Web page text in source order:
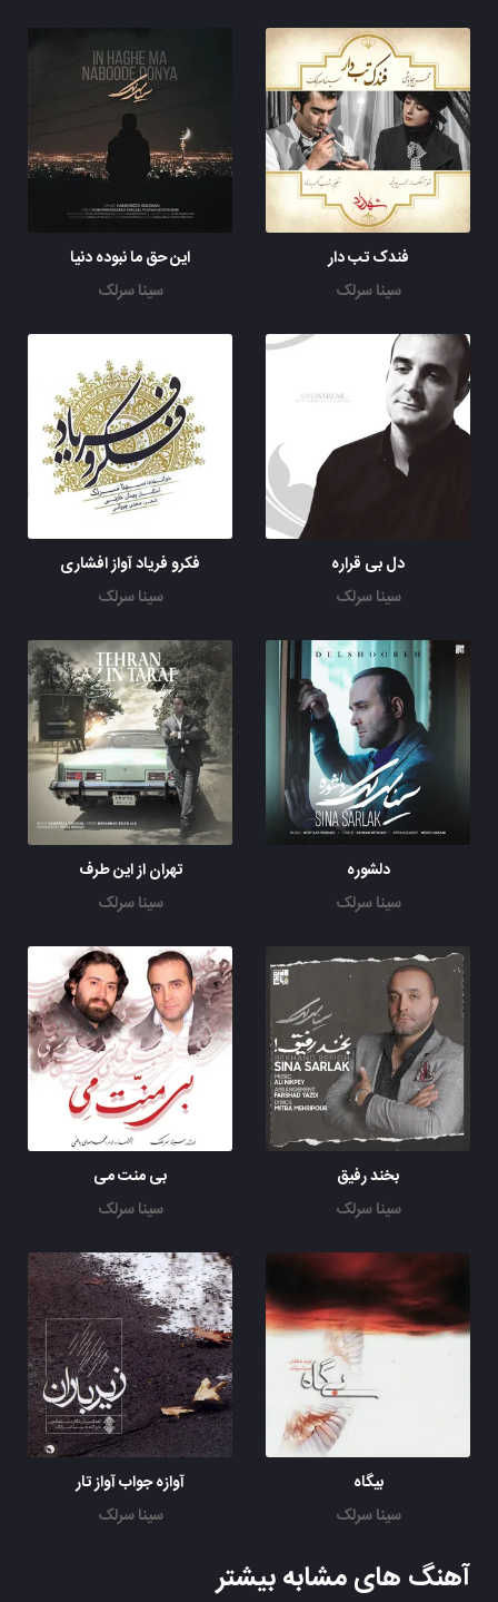
فندک تب دار
سینا سرلک
این حق ما نبوده دنیا
سینا سرلک
دل بی قراره
سینا سرلک
فکرو فریاد آواز افشاری
سینا سرلک
دلشوره
سینا سرلک
تهران از این طرف
سینا سرلک
بخند رفیق
سینا سرلک
بی منت می
سینا سرلک
بیگاه
سینا سرلک
آوازه جواب آواز تار
سینا سرلک
آهنگ های مشابه بیشتر